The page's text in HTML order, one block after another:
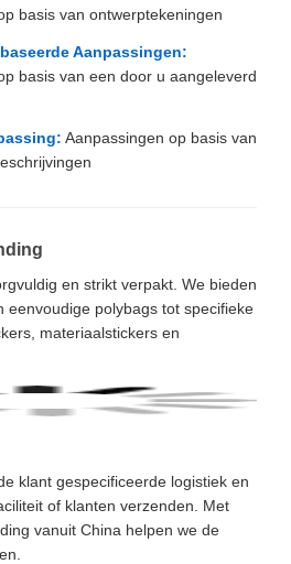
basis van ontwerptekeningen
Aanpassingen:
basis van een door u aangeleverd
Aanpassingen op basis van
en strikt verpakt. We bieden
eenvoudige polybags tot specifieke
materiaalstickers en
klant gespecificeerde logistiek en
of klanten verzenden. Met
vanuit China helpen we de